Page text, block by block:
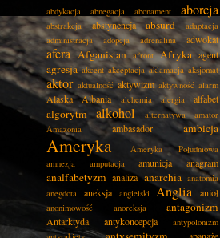
abdykacja abnegacja abonament aborcja
abstrakcja abstynencja absurd
adaptacja
administracja
adopcja adrenalina adwokat
afera Afganistan afront Afryka agent
agresja akcent akceptacja aklamacja aksjomat
aktor aktualność aktywizm aktywność alarm
Alaska Albania alchemia alergia alfabet
algorytm alkohol alternatywa
amator
Amazonia
ambasador ambicja
Ameryka
Ameryka Południowa
amnezja
amputacja amunicja anagram
analfabetyzm analiza anarchia anatomia
anegdota
aneksja angielski Anglia anioł
anonimowość anoreksja antagonizm
Antarktyda antykoncepcja
antypolonizm